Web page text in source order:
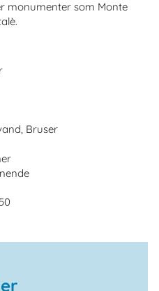
monumenter som Monte
Bruser